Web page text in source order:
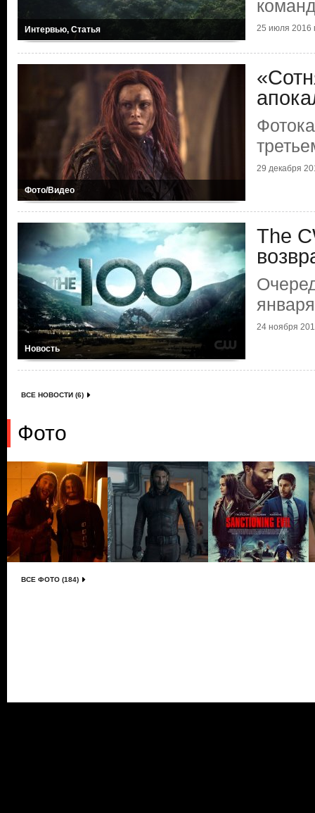
Интервью, Статья 25 июля 2016
Фото/Видео
29 декабря
Новость
The
24 ноября
ВСЕ НОВОСТИ (6)
Фото
ВСЕ ФОТО (184)